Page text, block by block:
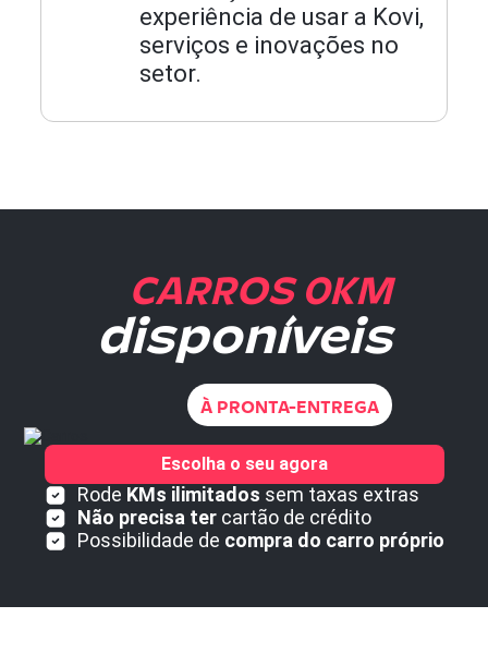
experiência de usar a Kovi,
serviços e inovações no
setor.
CARROS 0KM
disponíveis
À PRONTA-ENTREGA
Rode KMs ilimitados sem taxas extras
Não precisa tercartão de crédito
Possibilidade de compra do carro próprio
Escolha o seu agora